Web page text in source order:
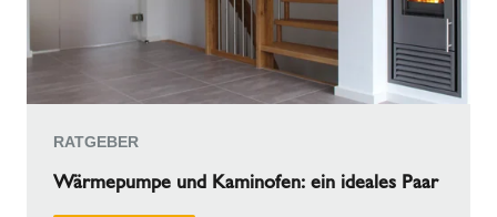
RATGEBER
Wärmepumpe und Kaminofen: ein ideales Paar